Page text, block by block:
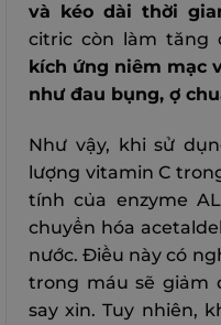
và kéo dài thời
citric còn làm tăng
kích ứng niêm mạc
như đau bụng, ợ
Như vậy, khi sử
lượng vitamin C
tính của enzyme
chuyển hóa
nước. Điều này có
trong máu sẽ giảm
say xỉn. Tuy nhiên,